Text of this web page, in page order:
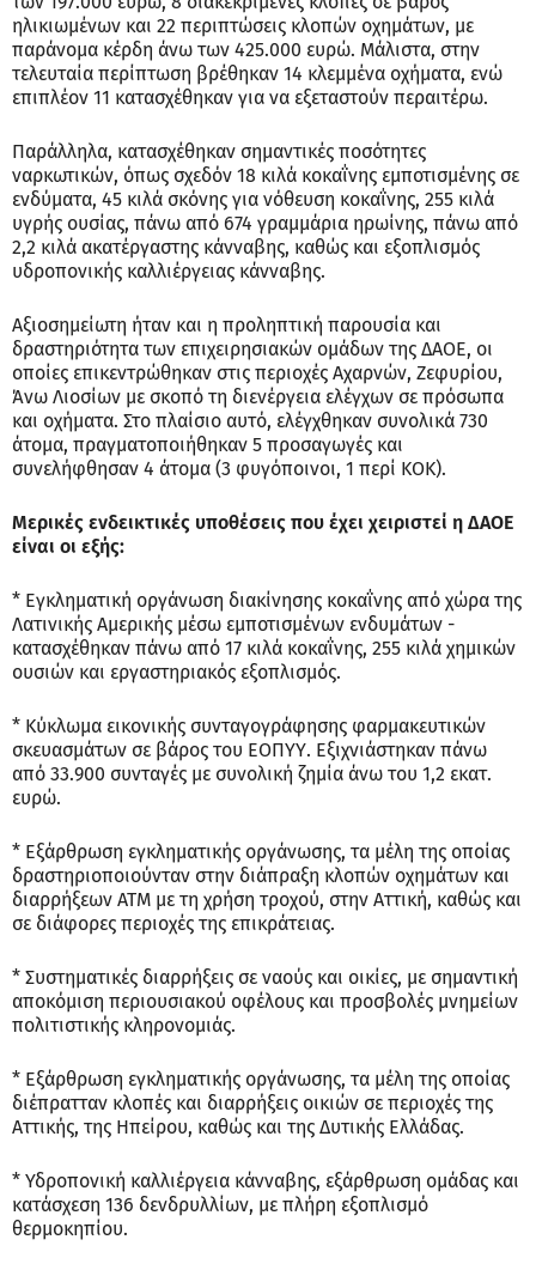
ηλικιωμένων και 22 περιπτώσεις κλοπών οχημάτων, με
παράνομα κέρδη άνω των 425.000 ευρώ. Μάλιστα, στην
τελευταία περίπτωση βρέθηκαν 14 κλεμμένα οχήματα, ενώ
επιπλέον 11 κατασχέθηκαν για να εξεταστούν περαιτέρω.
Παράλληλα, κατασχέθηκαν σημαντικές ποσότητες
ναρκωτικών, όπως σχεδόν 18 κιλά κοκαΐνης εμποτισμένης σε
ενδύματα, 45 κιλά σκόνης για νόθευση κοκαΐνης, 255 κιλά
υγρής ουσίας, πάνω από 674 γραμμάρια ηρωίνης, πάνω από
2,2 κιλά ακατέργαστης κάνναβης, καθώς και εξοπλισμός
υδροπονικής καλλιέργειας κάνναβης.
Αξιοσημείωτη ήταν και η προληπτική παρουσία και
δραστηριότητα των επιχειρησιακών ομάδων της ΔΑΟΕ, οι
οποίες επικεντρώθηκαν στις περιοχές Αχαρνών, Ζεφυρίου,
Άνω Λιοσίων με σκοπό τη διενέργεια ελέγχων σε πρόσωπα
και οχήματα. Στο πλαίσιο αυτό, ελέγχθηκαν συνολικά 730
άτομα, πραγματοποιήθηκαν 5 προσαγωγές και
συνελήφθησαν 4 άτομα (3 φυγόποινοι, 1 περί ΚΟΚ).
Μερικές ενδεικτικές υποθέσεις που έχει χειριστεί η ΔΑΟΕ
είναι οι εξής:
* Εγκληματική οργάνωση διακίνησης κοκαΐνης από χώρα της
Λατινικής Αμερικής μέσω εμποτισμένων ενδυμάτων -
κατασχέθηκαν πάνω από 17 κιλά κοκαΐνης, 255 κιλά χημικών
ουσιών και εργαστηριακός εξοπλισμός.
* Κύκλωμα εικονικής συνταγογράφησης φαρμακευτικών
σκευασμάτων σε βάρος του ΕΟΠΥΥ. Εξιχνιάστηκαν πάνω
από 33.900 συνταγές με συνολική ζημία άνω του 1,2 εκατ.
ευρώ.
* Εξάρθρωση εγκληματικής οργάνωσης, τα μέλη της οποίας
δραστηριοποιούνταν στην διάπραξη κλοπών οχημάτων και
διαρρήξεων ΑΤΜ με τη χρήση τροχού, στην Αττική, καθώς και
σε διάφορες περιοχές της επικράτειας.
* Συστηματικές διαρρήξεις σε ναούς και οικίες, με σημαντική
αποκόμιση περιουσιακού οφέλους και προσβολές μνημείων
πολιτιστικής κληρονομιάς.
* Εξάρθρωση εγκληματικής οργάνωσης, τα μέλη της οποίας
διέπρατταν κλοπές και διαρρήξεις οικιών σε περιοχές της
Αττικής, της Ηπείρου, καθώς και της Δυτικής Ελλάδας.
* Υδροπονική καλλιέργεια κάνναβης, εξάρθρωση ομάδας και
κατάσχεση 136 δενδρυλλίων, με πλήρη εξοπλισμό
θερμοκηπίου.